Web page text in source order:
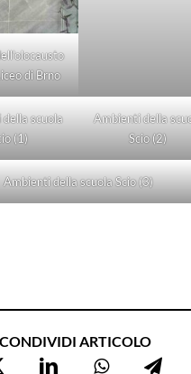
di Brno
scuola
(1)
Ambienti della
Scio (2)
Ambienti della scuola Scio (3)
CONDIVIDI ARTICOLO